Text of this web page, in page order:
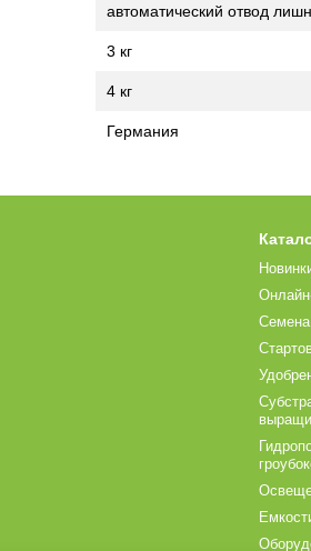
автоматический отвод
3 кг
4 кг
Германия
Семена